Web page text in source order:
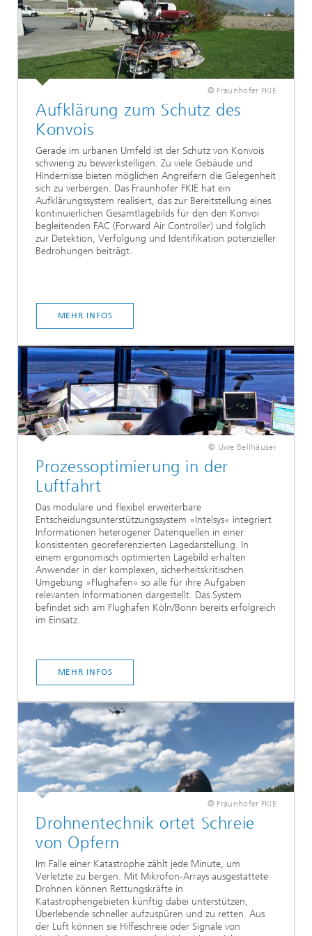
© Fraunhofer FKIE
Aufklärung zum Schutz des
Konvois
Gerade im urbanen Umfeld ist der Schutz von Konvois
schwierig zu bewerkstelligen. Zu viele Gebäude und
Hindernisse bieten möglichen Angreifern die Gelegenheit
sich zu verbergen. Das Fraunhofer FKIE hat ein
Aufklärungssystem realisiert, das zur Bereitstellung eines
kontinuierlichen Gesamtlagebilds für den den Konvoi
begleitenden FAC (Forward Air Controller) und folglich
zur Detektion, Verfolgung und Identifikation potenzieller
Bedrohungen beiträgt.
MEHR INFOS
© Uwe Bellhäuser
Prozessoptimierung in der
Luftfahrt
Das modulare und flexibel erweiterbare
Entscheidungsunterstützungssystem »Intelsys« integriert
Informationen heterogener Datenquellen in einer
konsistenten georeferenzierten Lagedarstellung. In
einem ergonomisch optimierten Lagebild erhalten
Anwender in der komplexen, sicherheitskritischen
Umgebung »Flughafen« so alle für ihre Aufgaben
relevanten Informationen dargestellt. Das System
befindet sich am Flughafen Köln/Bonn bereits erfolgreich
im Einsatz.
MEHR INFOS
© Fraunhofer FKIE
Drohnentechnik ortet Schreie
von Opfern
Im Falle einer Katastrophe zählt jede Minute, um
Verletzte zu bergen. Mit Mikrofon-Arrays ausgestattete
Drohnen können Rettungskräfte in
Katastrophengebieten künftig dabei unterstützen,
Überlebende schneller aufzuspüren und zu retten. Aus
der Luft können sie Hilfeschreie oder Signale von